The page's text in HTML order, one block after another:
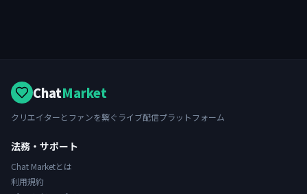
ChatMarket
クリエイターとファンを繋ぐライブ配信プラットフォーム
法務・サポート
Chat Marketとは
利用規約